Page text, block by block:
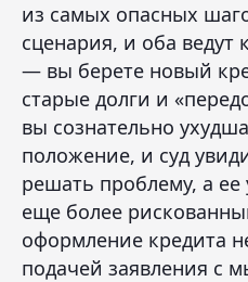
из самых опасных
сценария, и оба ведут
— вы берете новый
старые долги и
вы сознательно
положение, и суд
решать проблему, а ее
еще более
оформление кредита
подачей заявления с